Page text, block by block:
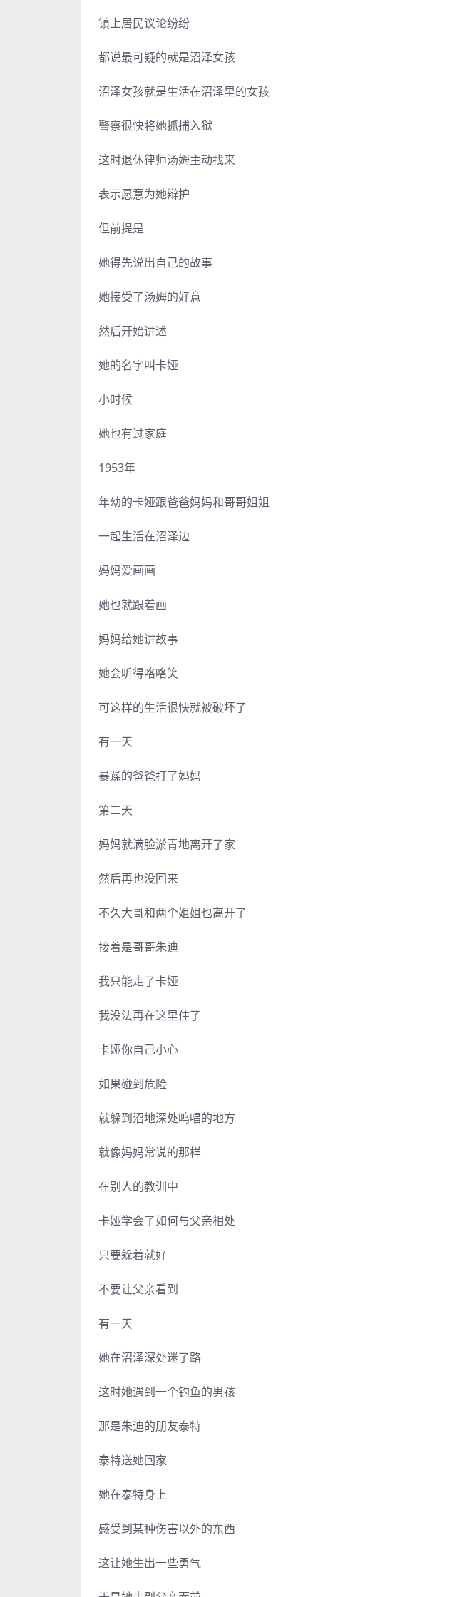
镇上居民议论纷纷
都说最可疑的就是沼泽女孩
沼泽女孩就是生活在沼泽里的女孩
警察很快将她抓捕入狱
这时退休律师汤姆主动找来
表示愿意为她辩护
但前提是
她得先说出自己的故事
她接受了汤姆的好意
然后开始讲述
她的名字叫卡娅
小时候
她也有过家庭
1953年
年幼的卡娅跟爸爸妈妈和哥哥姐姐
一起生活在沼泽边
妈妈爱画画
她也就跟着画
妈妈给她讲故事
她会听得咯咯笑
可这样的生活很快就被破坏了
有一天
暴躁的爸爸打了妈妈
第二天
妈妈就满脸淤青地离开了家
然后再也没回来
不久大哥和两个姐姐也离开了
接着是哥哥朱迪
我只能走了卡娅
我没法再在这里住了
卡娅你自己小心
如果碰到危险
就躲到沼地深处鸣唱的地方
就像妈妈常说的那样
在别人的教训中
卡娅学会了如何与父亲相处
只要躲着就好
不要让父亲看到
有一天
她在沼泽深处迷了路
这时她遇到一个钓鱼的男孩
那是朱迪的朋友泰特
泰特送她回家
她在泰特身上
感受到某种伤害以外的东西
这让她生出一些勇气